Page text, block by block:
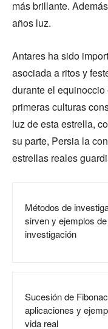
más brillante.
años luz.
Antares ha sido
asociada a ritos y
durante el
primeras culturas
luz de esta estrella,
su parte, Persia la
estrellas reales
Métodos de
sirven y ejemplos
investigación
Sucesión de
aplicaciones y
vida real